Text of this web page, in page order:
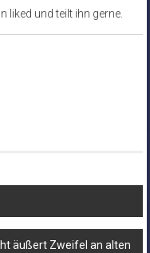
liked und teilt ihn gerne.
äußert Zweifel an alten